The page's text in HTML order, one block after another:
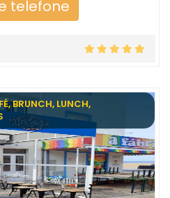
telefone
BRUNCH, LUNCH,